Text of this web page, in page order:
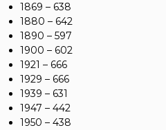
1869 – 638
1880 – 642
1890 – 597
1900 – 602
1921 – 666
1929 – 666
1939 – 631
1947 – 442
1950 – 438